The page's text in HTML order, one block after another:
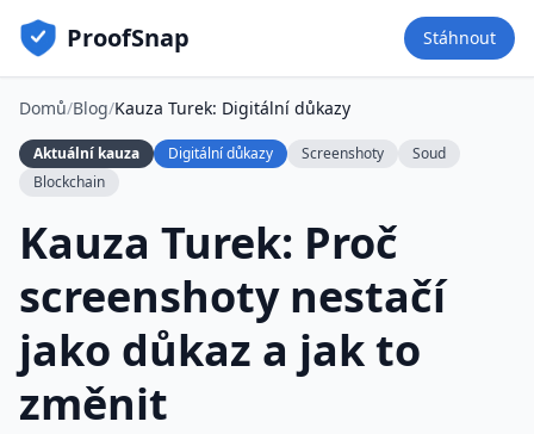
ProofSnap Stáhnout
Domů/Blog/Kauza Turek: Digitální důkazy
Aktuální kauza Digitální důkazy Screenshoty
Soud
Blockchain
Kauza Turek: Proč
screenshoty nestačí
jako důkaz a jak to
změnit